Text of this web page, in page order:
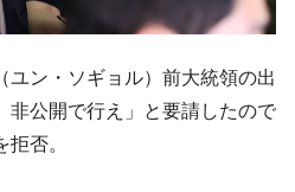
手」手段ではないのか？
動きに強く左右される状態
きた李在明。李在明を支持しな
ユン・ソギョル）前大統領の出
非公開で行え」と要請したので
否。